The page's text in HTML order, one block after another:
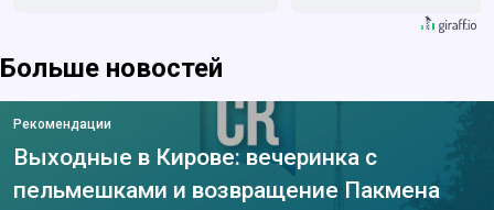
Больше новостей
Рекомендации
Выходные в Кирове: вечеринка с
пельмешками и возвращение Пакмена